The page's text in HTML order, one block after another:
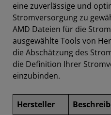
eine zuverlässige und
Stromversorgung zu
AMD Dateien für die
ausgewählte Tools von
die Abschätzung des
die Definition Ihrer
einzubinden.
Hersteller